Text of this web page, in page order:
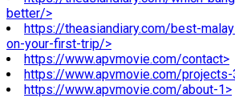
better/>
https://theasiandiary.com/best-
on-your-first-trip/>
https://www.apvmovie.com/contact>
https://www.apvmovie.com/projects-
https://www.apvmovie.com/about-1>